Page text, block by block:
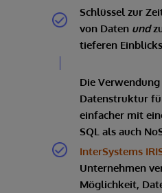
Schlüssel zur
von Daten und
tieferen
Die
Datenstruktur
einfacher mit
SQL als auch
InterSystems
Unternehmen
Möglichkeit,